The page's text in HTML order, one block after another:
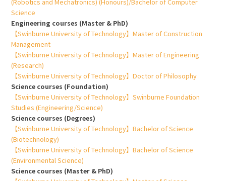
Science
Engineering courses (Master & PhD)
【Swinburne University of Technology】Master of Construction
Management
【Swinburne University of Technology】Master of Engineering
(Research)
【Swinburne University of Technology】Doctor of Philosophy
Science courses (Foundation)
【Swinburne University of Technology】Swinburne Foundation
Studies (Engineering/Science)
Science courses (Degrees)
【Swinburne University of Technology】Bachelor of Science
(Biotechnology)
【Swinburne University of Technology】Bachelor of Science
(Environmental Science)
Science courses (Master & PhD)